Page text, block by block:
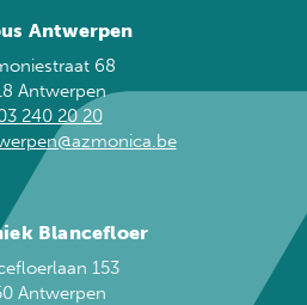
Antwerpen
68
Antwerpen
240 20 20
Blancefloer
153
Antwerpen